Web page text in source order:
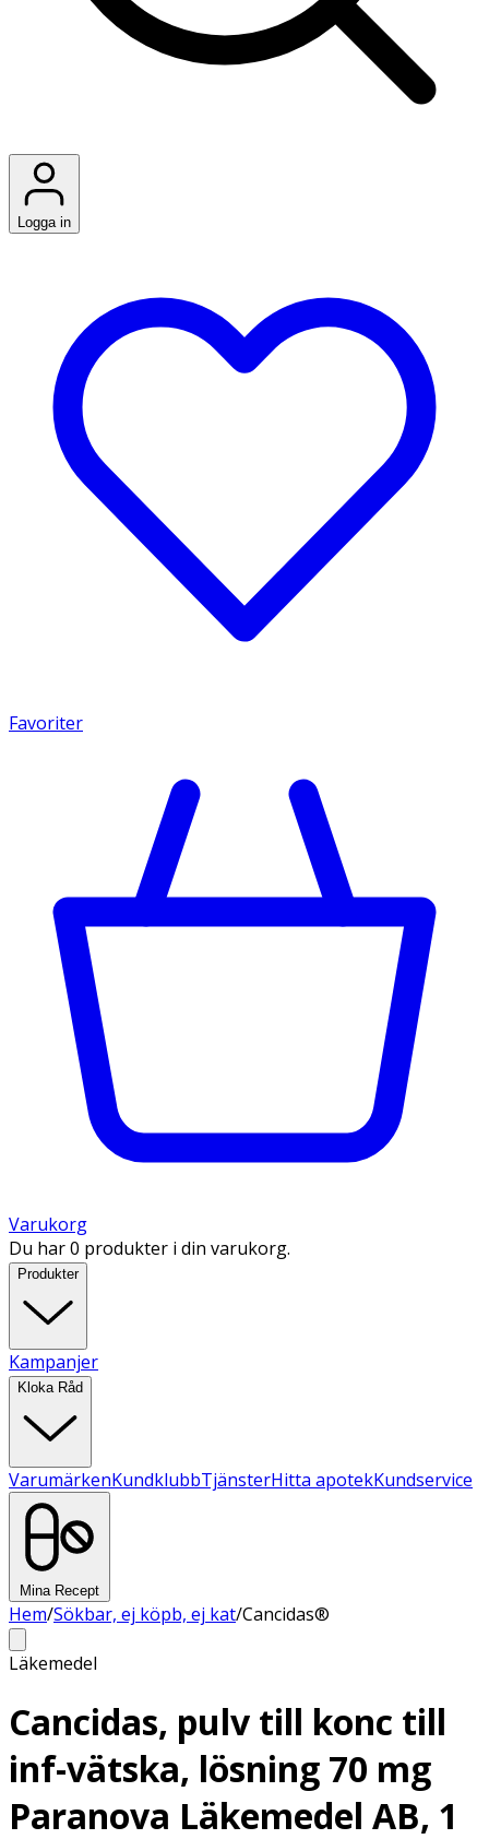
Logga in
Favoriter
Varukorg
Du har 0 produkter i din varukorg.
Produkter
Kampanjer
Kloka Råd
VarumärkenKundklubbTjänsterHitta apotekKundservice
Mina Recept
Hem/Sökbar, ej köpb, ej kat/Cancidas®
Läkemedel
Cancidas, pulv till konc till
inf-vätska, lösning 70 mg
Paranova Läkemedel AB, 1